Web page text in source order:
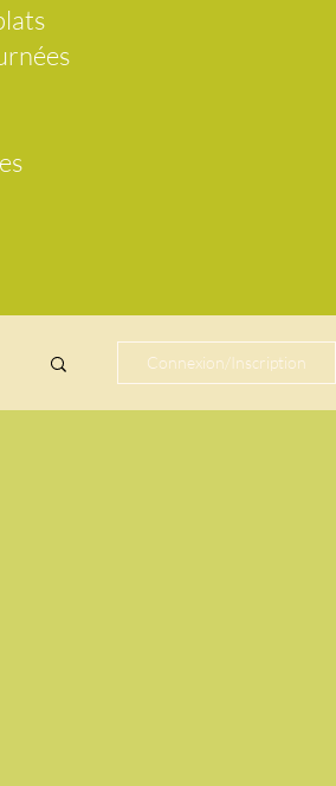
Connexion/Inscription